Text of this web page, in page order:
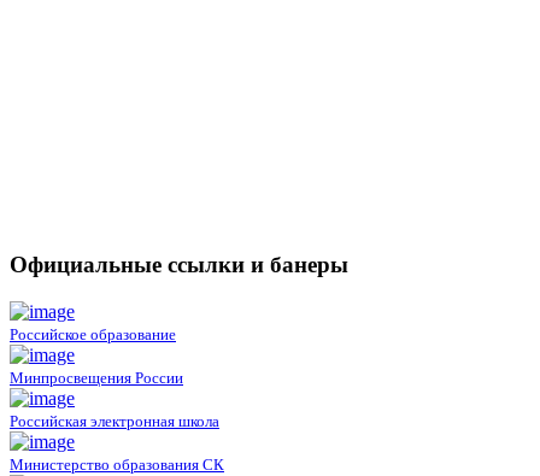
Официальные ссылки и банеры
Российское образование
Минпросвещения России
Российская электронная школа
Министерство образования СК